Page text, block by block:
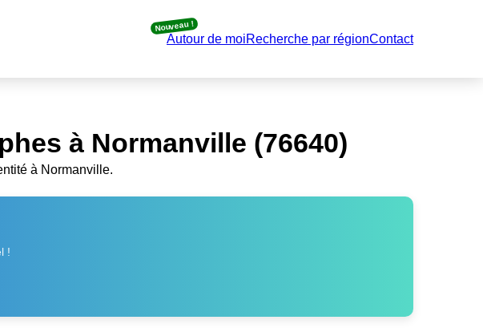
Autour de moi
Nouveau !
Recherche par régionContact
à Normanville (76640)
à Normanville.
!